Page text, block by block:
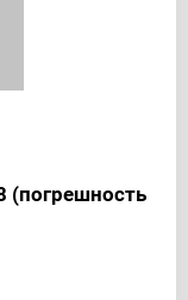
(погрешность